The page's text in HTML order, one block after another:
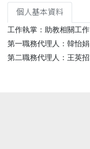
個人基本資料
工作執掌：助教相關工作
第一職務代理人：韓怡娟
第二職務代理人：王英招